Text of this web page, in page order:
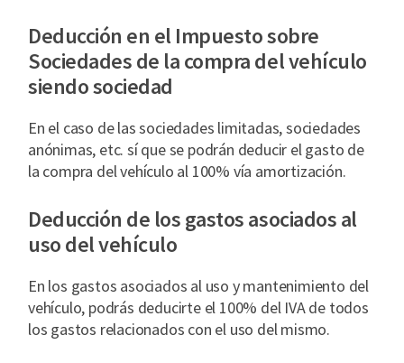
Deducción en el Impuesto sobre
Sociedades de la compra del vehículo
siendo sociedad
En el caso de las sociedades limitadas, sociedades
anónimas, etc. sí que se podrán deducir el gasto de
la compra del vehículo al 100% vía amortización.
Deducción de los gastos asociados al
uso del vehículo
En los gastos asociados al uso y mantenimiento del
vehículo, podrás deducirte el 100% del IVA de todos
los gastos relacionados con el uso del mismo.